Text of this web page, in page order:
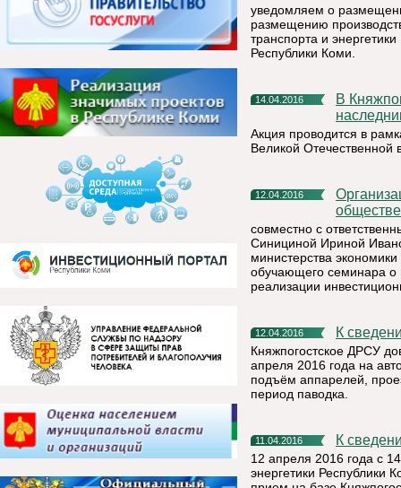
уведомляем о
размещению
транспорта и
Республики Коми.
14.04.2016
В Княжпогостском районе дан старт марафону «Мы -
Акция проводится в
Великой Отечественной
12.04.2016
Организационным комитетом конкурса «Ежегодная
совместно с
Синициной Ириной
министерства
обучающего семинара
реализации
12.04.2016 К
Княжпогостское ДРСУ
апреля 2016 года на
подъём аппарелей,
период паводка.
11.04.2016 К
12 апреля 2016 года с
энергетики Республики